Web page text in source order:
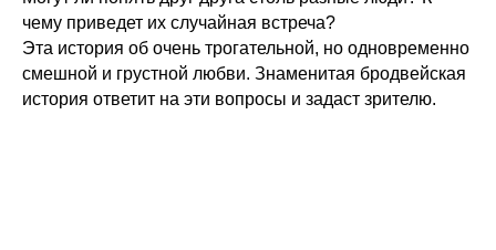
чему приведет их случайная встреча?
Эта история об очень трогательной, но одновременно
смешной и грустной любви. Знаменитая бродвейская
история ответит на эти вопросы и задаст зрителю.